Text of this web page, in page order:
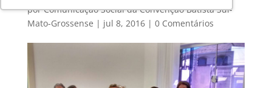
porComunicação Social da Convenção Batista Sul-
Mato-Grossense | jul 8, 2016| 0 Comentários